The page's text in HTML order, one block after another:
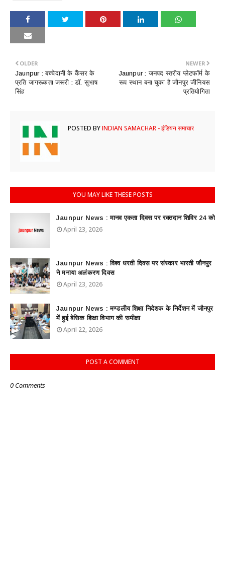
NEWER
Jaunpur : ​जनपद स्तरीय प्लेटफॉर्म के
रूप स्थान बना चुका है जौनपुर जीनियस
प्रतियोगिता
OLDER
Jaunpur : ​बच्चेदानी के कैंसर के
प्रति जागरूकता जरूरी : डॉ. सुभाष
सिंह
POSTED BYINDIAN SAMACHAR - इंडियन समाचार
YOU MAY LIKE THESE POSTS
Jaunpur News : ​मानव एकता दिवस पर रक्तदान शिविर 24 को
April 23, 2026
Jaunpur News : विश्व धरती दिवस पर संस्कार भारती जौनपुर
ने मनाया अलंकरण दिवस
April 23, 2026
Jaunpur News : ​मण्डलीय शिक्षा निदेशक के निर्देशन में जौनपुर
में हुई बेसिक शिक्षा विभाग की समीक्षा
April 22, 2026
POST A COMMENT
0 Comments